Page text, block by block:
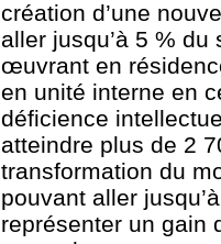
création d’une
aller jusqu’à 5 %
œuvrant en
en unité interne en
déficience
atteindre plus de 2
transformation du
pouvant aller
représenter un gain